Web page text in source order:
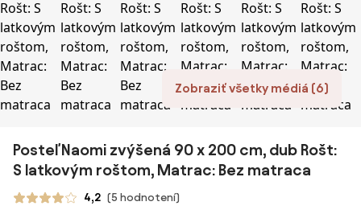
Zobraziť všetky médiá (6)
Posteľ Naomi zvýšená 90 x 200 cm, dub Rošt:
S latkovým roštom, Matrac: Bez matraca
4,2 (5 hodnotení)